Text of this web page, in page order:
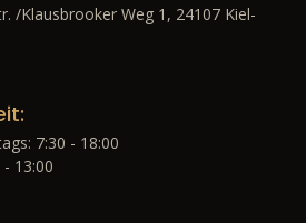
/Klausbrooker Weg 1, 24107 Kiel-
7:30 - 18:00
13:00